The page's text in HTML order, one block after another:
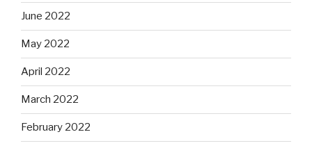
June 2022
May 2022
April 2022
March 2022
February 2022